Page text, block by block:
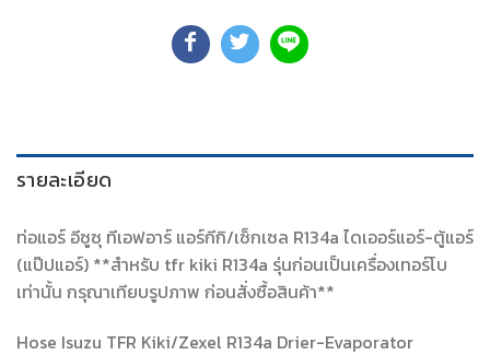
รายละเอียด
ท่อแอร์ อีซูซุ ทีเอฟอาร์ แอร์กีกิ/เซ็กเซล R134a ไดเออร์แอร์-ตู้แอร์
(แป๊ปแอร์) **สำหรับ tfr kiki R134a รุ่นก่อนเป็นเครื่องเทอร์โบ
เท่านั้น กรุณาเทียบรูปภาพ ก่อนสั่งซื้อสินค้า**
Hose Isuzu TFR Kiki/Zexel R134a Drier-Evaporator